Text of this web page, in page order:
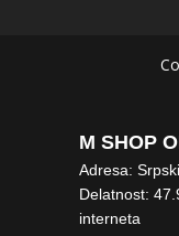
M SHOP
Adresa:
Delatnost:
interneta